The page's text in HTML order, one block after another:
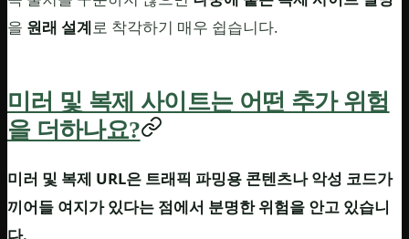
을 원래 설계로 착각하기 매우 쉽습니다.
미러 및 복제 사이트는 어떤 추가 위험
을 더하나요?
미러 및 복제 URL은 트래픽 파밍용 콘텐츠나 악성 코드가
끼어들 여지가 있다는 점에서 분명한 위험을 안고 있습니
다.